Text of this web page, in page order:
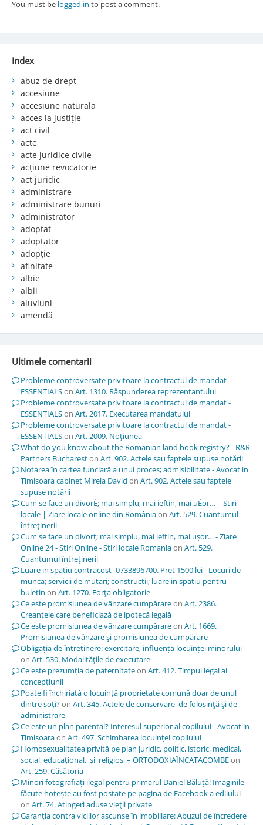
You must be logged in to post a comment.
Index
abuz de drept
accesiune
accesiune naturala
acces la justiție
act civil
acte
acte juridice civile
acțiune revocatorie
act juridic
administrare
administrare bunuri
administrator
adoptat
adoptator
adopție
afinitate
albie
albii
aluviuni
amendă
Ultimele comentarii
Probleme controversate privitoare la contractul de mandat -
ESSENTIALSon Art. 1310. Răspunderea reprezentantului
Probleme controversate privitoare la contractul de mandat -
ESSENTIALSon Art. 2017. Executarea mandatului
Probleme controversate privitoare la contractul de mandat -
ESSENTIALSon Art. 2009. Noţiunea
What do you know about the Romanian land book registry? - R&R
Partners Buchareston Art. 902. Actele sau faptele supuse notării
Notarea în cartea funciară a unui proces; admisibilitate - Avocat in
Timisoara cabinet Mirela David on Art. 902. Actele sau faptele
supuse notării
Cum se face un divorÈ; mai simplu, mai ieftin, mai uÈor… – Stiri
locale | Ziare locale online din Româniaon Art. 529. Cuantumul
întreţinerii
Cum se face un divorț; mai simplu, mai ieftin, mai ușor… - Ziare
Online 24 - Stiri Online - Stiri locale Romaniaon Art. 529.
Cuantumul întreţinerii
Luare in spatiu contracost -0733896700. Pret 1500 lei - Locuri de
munca; servicii de mutari; constructii; luare in spatiu pentru
buletin on Art. 1270. Forţa obligatorie
Ce este promisiunea de vânzare cumpărareon Art. 2386.
Creanţele care beneficiază de ipotecă legală
Ce este promisiunea de vânzare cumpărareon Art. 1669.
Promisiunea de vânzare şi promisiunea de cumpărare
Obligația de întreținere: exercitare, influența locuinței minorului
on Art. 530. Modalităţile de executare
Ce este prezumția de paternitateon Art. 412. Timpul legal al
concepţiunii
Poate fi închiriată o locuință proprietate comună doar de unul
dintre soți?on Art. 345. Actele de conservare, de folosinţă şi de
administrare
Ce este un plan parental? Interesul superior al copilului - Avocat in
Timisoaraon Art. 497. Schimbarea locuinţei copilului
Homosexualitatea privită pe plan juridic, politic, istoric, medical,
social, educațional, și religios, – ORTODOXIAÎNCATACOMBEon
Art. 259. Căsătoria
Minori fotografiați ilegal pentru primarul Daniel Băluță! Imaginile
făcute hoțește au fost postate pe pagina de Facebook a edilului –
on Art. 74. Atingeri aduse vieţii private
Garanția contra viciilor ascunse în imobiliare: Abuzul de încredere